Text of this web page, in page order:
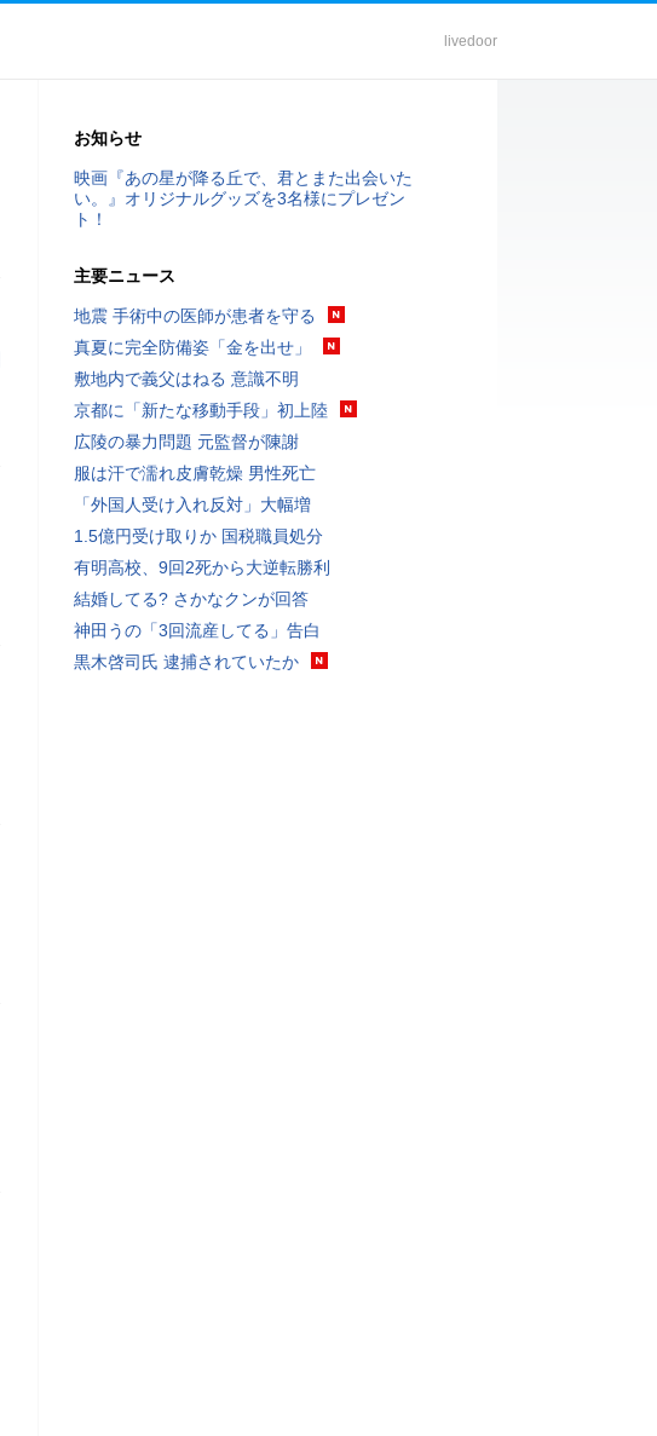
livedoor
お知らせ
映画『あの星が降る丘で、君とまた出会いた
い。』オリジナルグッズを3名様にプレゼン
ト！
主要ニュース
地震 手術中の医師が患者を守る
真夏に完全防備姿「金を出せ」
敷地内で義父はねる 意識不明
京都に「新たな移動手段」初上陸
広陵の暴力問題 元監督が陳謝
服は汗で濡れ皮膚乾燥 男性死亡
「外国人受け入れ反対」大幅増
1.5億円受け取りか 国税職員処分
有明高校、9回2死から大逆転勝利
結婚してる? さかなクンが回答
神田うの「3回流産してる」告白
黒木啓司氏 逮捕されていたか